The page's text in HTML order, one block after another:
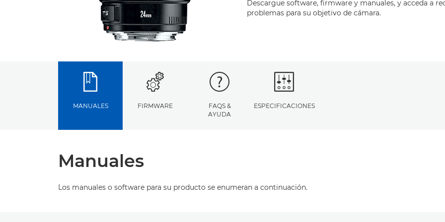
Descargue software, firmware y manuales, y acceda a
problemas para su objetivo de cámara.
MANUALES FIRMWARE
FAQS &
AYUDA
ESPECIFICACIONES
Manuales
Los manuales o software para su producto se enumeran a continuación.